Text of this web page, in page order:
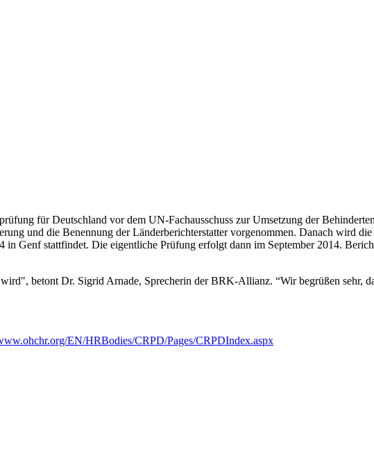
für Deutschland vor dem UN-Fachausschuss zur Umsetzung der
und die Benennung der Länderberichterstatter vorgenommen. Danach wird
Genf stattfindet. Die eigentliche Prüfung erfolgt dann im September 2014.
betont Dr. Sigrid Arnade, Sprecherin der BRK-Allianz. “Wir begrüßen sehr,
EN/HRBodies/CRPD/Pages/CRPDIndex.aspx